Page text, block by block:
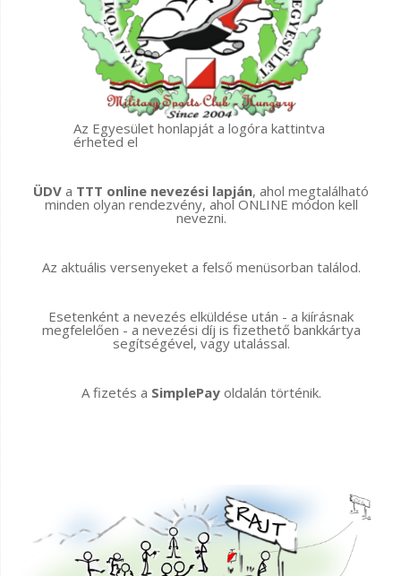
Az Egyesület honlapját a logóra kattintva
érheted el
ÜDV a TTT online nevezési lapján, ahol megtalálható
minden olyan rendezvény, ahol ONLINE módon kell
nevezni.
Az aktuális versenyeket a felső menüsorban találod.
Esetenként a nevezés elküldése után - a kiírásnak
megfelelően - a nevezési díj is fizethető bankkártya
segítségével, vagy utalással.
A fizetés a SimplePayoldalán történik.